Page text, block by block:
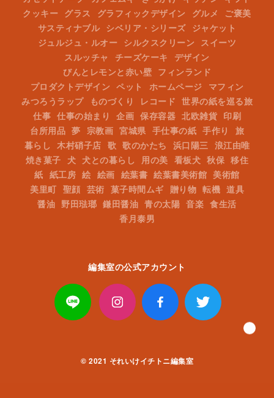
クッキー
グラス グラフィックデザイン グルメ
ご褒美
サスティナブル
シベリア・シリーズ
ジャケット
ジュルジュ・ルオー
シルクスクリーン
スイーツ
スルッチャ
チーズケーキ
デザイン
びんとレモンと赤い壁
フィンランド
プロダクトデザイン
ペット ホームページ
マフィン
みつろうラップ
ものづくり レコード
世界の紙を巡る旅
仕事
仕事の始まり 企画 保存容器 北欧雑貨
印刷
台所用品
夢 宗教画 宮城県 手仕事の紙 手作り
旅
暮らし
木村硝子店 歌 歌のかたち 浜口陽三
浪江由唯
焼き菓子
犬 犬との暮らし 用の美 看板犬 秋保
移住
紙
紙工房 絵 絵画 絵葉書 絵葉書美術館
美術館
美里町
聖顔 芸術 菓子時間ムギ 贈り物 転機
道具
醤油
野田琺瑯 鎌田醤油 青の太陽 音楽
食生活
香月泰男
編集室の公式アカウント
© 2021 それいけイチトニ編集室